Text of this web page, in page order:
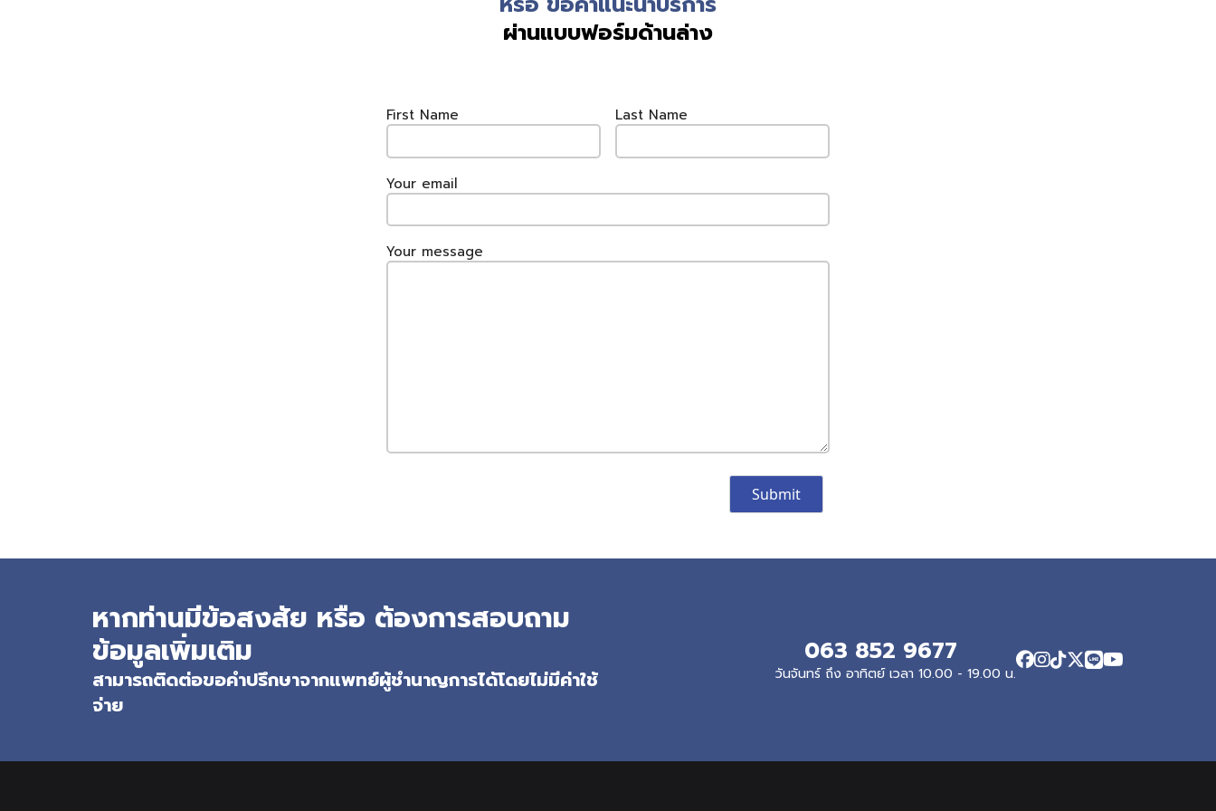
ผ่านแบบฟอร์มด้านล่าง
First Name Last Name
Your email
Your message
หากท่านมีข้อสงสัย หรือ ต้องการสอบถาม
ข้อมูลเพิ่มเติม
สามารถติดต่อขอคำปรึกษาจากแพทย์ผู้ชำนาญการได้โดยไม่มีค่าใช้
จ่าย
063 852 9677
วันจันทร์ ถึง อาทิตย์ เวลา 10.00 - 19.00 น.